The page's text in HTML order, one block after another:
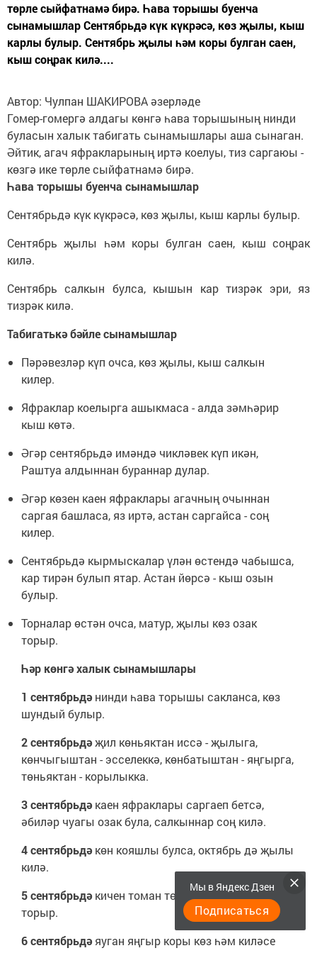
төрле сыйфатнамә бирә. Һава торышы буенча
сынамышлар Сентябрьдә күк күкрәсә, көз җылы, кыш
карлы булыр. Сентябрь җылы һәм коры булган саен,
кыш соңрак килә....
Автор: Чулпан ШАКИРОВА әзерләде
Гомер-гомергә алдагы көнгә һава торышының нинди
буласын халык табигать сынамышлары аша сынаган.
Әйтик, агач яфракларының иртә коелуы, тиз саргаюы -
көзгә ике төрле сыйфатнамә бирә.
Һава торышы буенча сынамышлар
Сентябрьдә күк күкрәсә, көз җылы, кыш карлы булыр.
Сентябрь җылы һәм коры булган саен, кыш соңрак
килә.
Сентябрь салкын булса, кышын кар тизрәк эри, яз
тизрәк килә.
Табигатькә бәйле сынамышлар
Пәрәвезләр күп очса, көз җылы, кыш салкын
килер.
Яфраклар коелырга ашыкмаса - алда зәмһәрир
кыш көтә.
Әгәр сентябрьдә имәндә чикләвек күп икән,
Раштуа алдыннан бураннар дулар.
Әгәр көзен каен яфраклары агачның очыннан
саргая башласа, яз иртә, астан саргайса - соң
килер.
Сентябрьдә кырмыскалар үлән өстендә чабышса,
кар тирән булып ятар. Астан йөрсә - кыш озын
булыр.
Торналар өстән очса, матур, җылы көз озак
торыр.
Һәр көнгә халык сынамышлары
1 сентябрьдәнинди һава торышы сакланса, көз
шундый булыр.
2 сентябрьдәҗил көньяктан иссә - җылыга,
көнчыгыштан - эсселеккә, көнбатыштан - яңгырга,
төньяктан - корылыкка.
3 сентябрьдәкаен яфраклары саргаеп бетсә,
әбиләр чуагы озак була, салкыннар соң килә.
4 сентябрьдәкөн кояшлы булса, октябрь дә җылы
килә.
5 сентябрьдәкичен томан төшсә, көннәр җылы
торыр.
6 сентябрьдәяуган яңгыр коры көз һәм киләсе
Мы в Яндекс Дзен
Подписаться